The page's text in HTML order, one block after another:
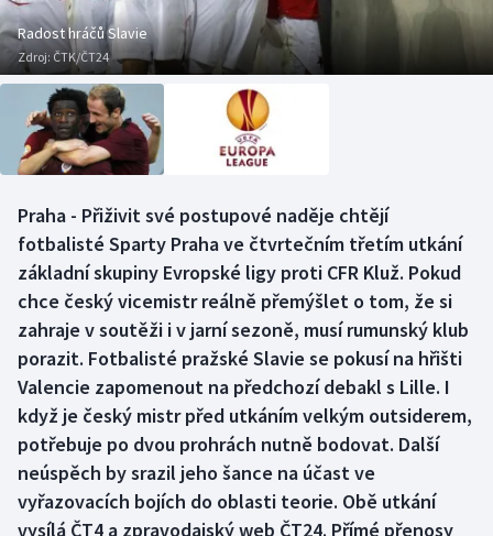
Baseball a softbal
Basketbal
Biatlon
Boby a skeleton
Box
Curling
Dostihy
Florbal
Futsal
Golf
Soutěže
Historické návraty
Aplikace ČT sport
AZ kvíz
Radost hráčů Slavie
Zdroj: ČTK/ČT24
Praha - Přiživit své postupové naděje chtějí
fotbalisté Sparty Praha ve čtvrtečním třetím utkání
základní skupiny Evropské ligy proti CFR Kluž. Pokud
chce český vicemistr reálně přemýšlet o tom, že si
zahraje v soutěži i v jarní sezoně, musí rumunský klub
porazit. Fotbalisté pražské Slavie se pokusí na hřišti
Valencie zapomenout na předchozí debakl s Lille. I
když je český mistr před utkáním velkým outsiderem,
potřebuje po dvou prohrách nutně bodovat. Další
neúspěch by srazil jeho šance na účast ve
vyřazovacích bojích do oblasti teorie. Obě utkání
vysílá ČT4 a zpravodajský web ČT24. Přímé přenosy